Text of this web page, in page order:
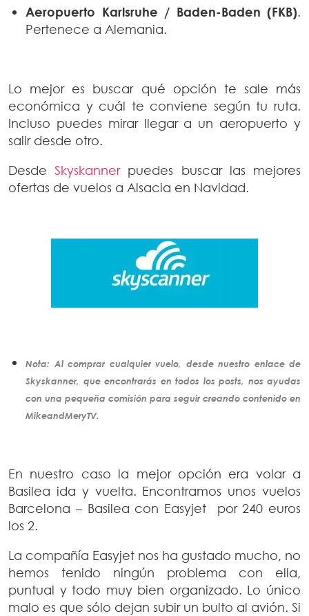
Aeropuerto Karlsruhe / Baden-Baden (FKB).
Pertenece a Alemania.
Lo mejor es buscar qué opción te sale más
económica y cuál te conviene según tu ruta.
Incluso puedes mirar llegar a un aeropuerto y
salir desde otro.
Desde Skyskannerpuedes buscar las mejores
ofertas de vuelos a Alsacia en Navidad.
Nota: Al comprar cualquier vuelo, desde nuestro enlace de
Skyskanner, que encontrarás en todos los posts, nos ayudas
con una pequeña comisión para seguir creando contenido en
MikeandMeryTV.
En nuestro caso la mejor opción era volar a
Basilea ida y vuelta. Encontramos unos vuelos
Barcelona – Basilea con Easyjet por 240 euros
los 2.
La compañía Easyjet nos ha gustado mucho, no
hemos tenido ningún problema con ella,
puntual y todo muy bien organizado. Lo único
malo es que sólo dejan subir un bulto al avión. Si